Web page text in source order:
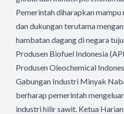
Pemerintah diharapkan
dan dukungan terutama
hambatan dagang di negara
Produsen Biofuel Indonesia (
Produsen Oleochemical
Gabungan Industri Minyak
berharap pemerintah
industri hilir sawit. Ketua Harian